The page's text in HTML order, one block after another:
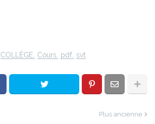
COLLÈGE Cours pdf svt
Plus ancienne